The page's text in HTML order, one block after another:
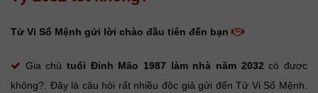
Tử Vi Số Mệnh gửi lời chào đầu tiên đến bạn
Gia chủ tuổi Đinh Mão 1987 làm nhà năm 2032 có được
không?. Đây là câu hỏi rất nhiều độc giả gửi đến Tử Vi Số Mệnh.